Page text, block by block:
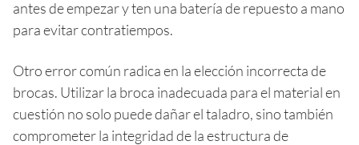
antes de empezar y ten una batería de repuesto a mano
para evitar contratiempos.
Otro error común radica en la elección incorrecta de
brocas. Utilizar la broca inadecuada para el material en
cuestión no solo puede dañar el taladro, sino también
comprometer la integridad de la estructura de